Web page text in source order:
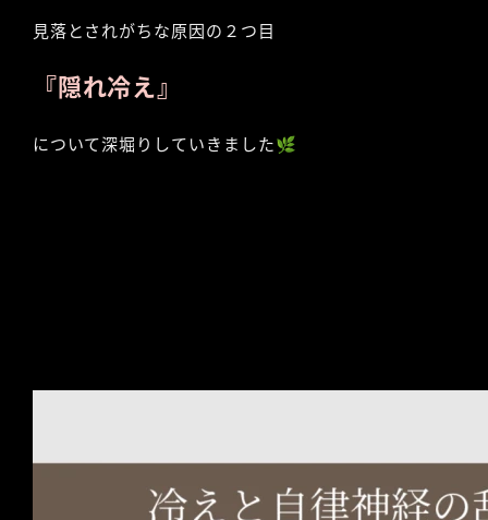
見落とされがちな原因の２つ目
『隠れ冷え』
について深堀りしていきました🌿